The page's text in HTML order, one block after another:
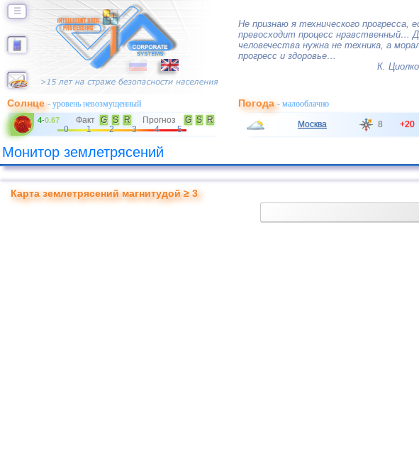
☰
Не признаю я технического прогресса,
превосходит процесс нравственный…
человечества нужна не техника, а
прогресс и здоровье…
К.
Солнце- уровень невозмущенный
4-0.67 Факт G S R Прогноз G S
R
0
1 2 3 4 5
Погода- малооблачно
Москва 8 +20
Монитор землетрясений
Карта землетрясений магнитудой ≥ 3